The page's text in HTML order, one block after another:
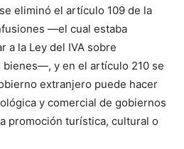
eliminó el artículo 109 de la
—el cual estaba
a la Ley del IVA sobre
bienes—, y en el artículo 210 se
extranjero puede hacer
y comercial de gobiernos
promoción turística, cultural o